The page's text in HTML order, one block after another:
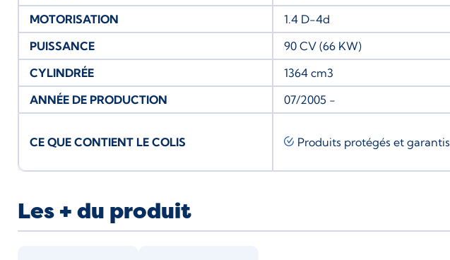
MOTORISATION
1.4 D-4d
PUISSANCE
90 CV (66 KW)
CYLINDRÉE
1364 cm3
ANNÉE DE PRODUCTION
07/2005 -
CE QUE CONTIENT LE COLIS Produits protégés et garantis
Les + du produit